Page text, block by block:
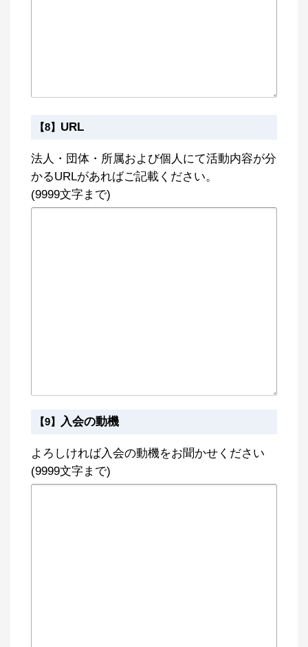
【8】 URL
法人・団体・所属および個人にて活動内容が分
かるURLがあればご記載ください。
(9999文字まで)
【9】 入会の動機
よろしければ入会の動機をお聞かせください
(9999文字まで)